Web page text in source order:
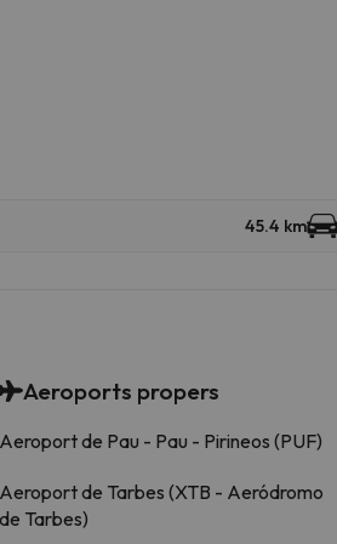
45.4 km
Aeroports propers
Aeroport de Pau - Pau - Pirineos (PUF)
Aeroport de Tarbes (XTB - Aeródromo
de Tarbes)